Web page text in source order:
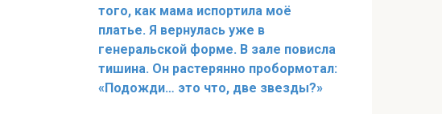
того, как мама испортила моё
платье. Я вернулась уже в
генеральской форме. В зале повисла
тишина. Он растерянно пробормотал:
«Подожди… это что, две звезды?»